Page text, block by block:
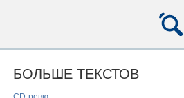
БОЛЬШЕ ТЕКСТОВ